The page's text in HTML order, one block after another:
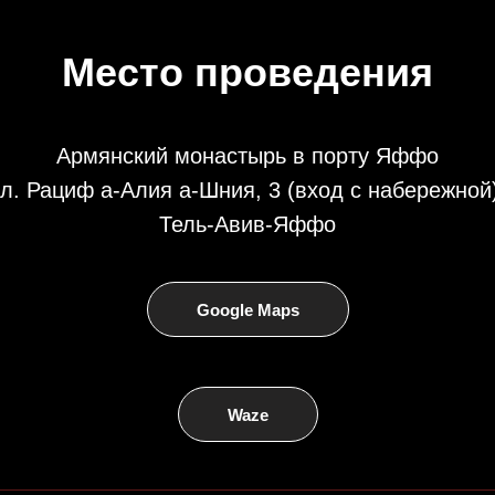
Место проведения
Армянский монастырь в порту Яффо
Рациф а-Алия а-Шния, 3 (вход с
Тель-Авив-Яффо
Google Maps
Waze